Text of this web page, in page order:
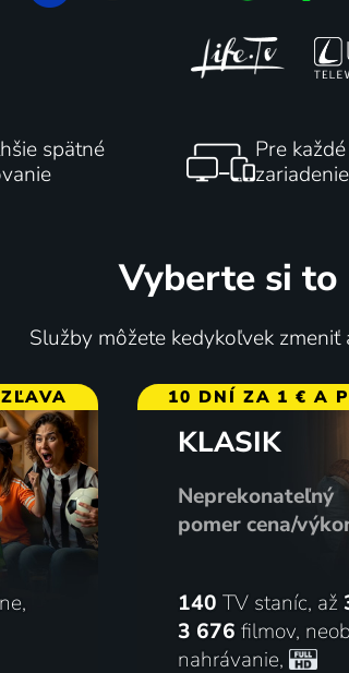
1991 | Československo
Futbal
2026 | Futbal
59 %
spätné
Pre každé
zariadenie
Vyberte si to
Služby môžete kedykoľvek
10 DNÍ ZA 1 € A
KLASIK
Neprekonateľný
pomer cena/
140 TV staníc, až
3 676 filmov,
nahrávanie,